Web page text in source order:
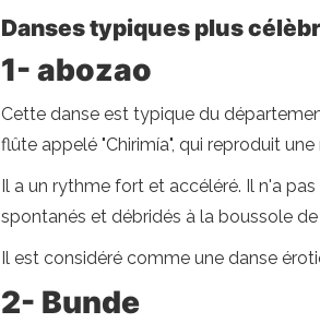
Danses typiques plus
1- abozao
Cette danse est typique du
flûte appelé "Chirimía", qui reproduit
Il a un rythme fort et accéléré. Il n'a
spontanés et débridés à la boussole
Il est considéré comme une danse
2- Bunde